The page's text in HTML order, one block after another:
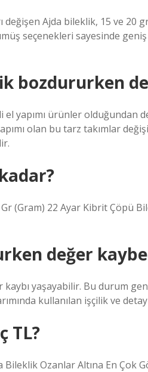
değişen Ajda bileklik, 15 ve 20
seçenekleri sayesinde
bozdururken
el yapımı ürünler olduğundan
olan bu tarz takımlar
(Gram) 22 Ayar Kibrit Çöpü
değer
yaşayabilir. Bu durum
kullanılan işçilik ve
TL?
Ozanlar Altına En Çok